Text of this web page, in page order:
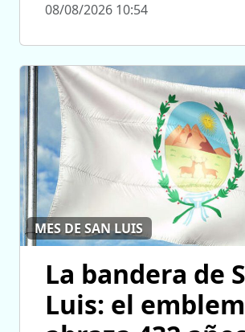
08/08/2026 10:54
MES DE SAN LUIS
La bandera de
Luis: el